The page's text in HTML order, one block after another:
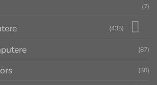
(7)
(435)
(87)
(30)